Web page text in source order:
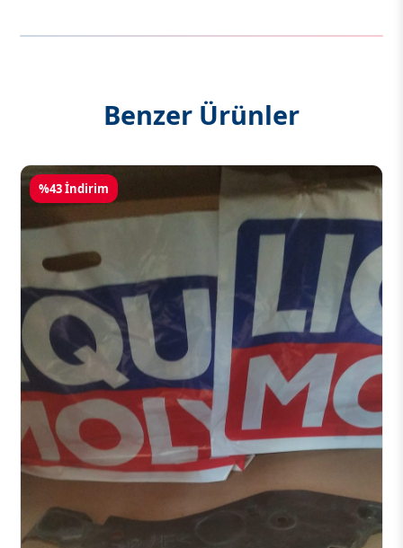
Benzer Ürünler
%43 İndirim